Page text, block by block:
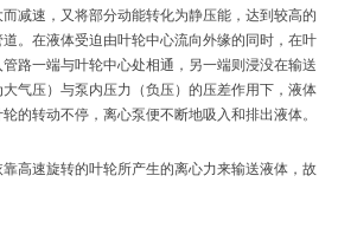
减速，又将部分动能转化为静压能，达到较高的
。 在液体受迫由叶轮中心流向外缘的同时，在叶
路一端与叶轮中心处相通，另一端则浸没在输送
气压）与泵内压力（负压）的压差作用下，液体
的转动不停，离心泵便不断地吸入和排出液体。
高速旋转的叶轮所产生的离心力来输送液体，故